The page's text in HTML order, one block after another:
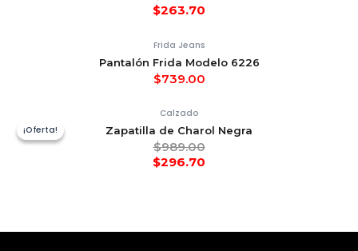
$263.70
Frida Jeans
Pantalón Frida Modelo 6226
$739.00
¡Oferta!
¡Oferta!
Calzado
Zapatilla de Charol Negra
$989.00
$296.70